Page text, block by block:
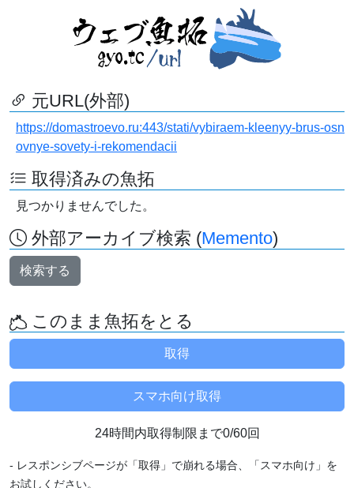
元URL(外部)
https://domastroevo.ru:443/stati/vybiraem-kleenyy-brus-osn
ovnye-sovety-i-rekomendacii
取得済みの魚拓
見つかりませんでした。
外部アーカイブ検索 (Memento)
検索する
このまま魚拓をとる
24時間内取得制限まで0/60回
- レスポンシブページが「取得」で崩れる場合、「スマホ向け」を
お試しください。